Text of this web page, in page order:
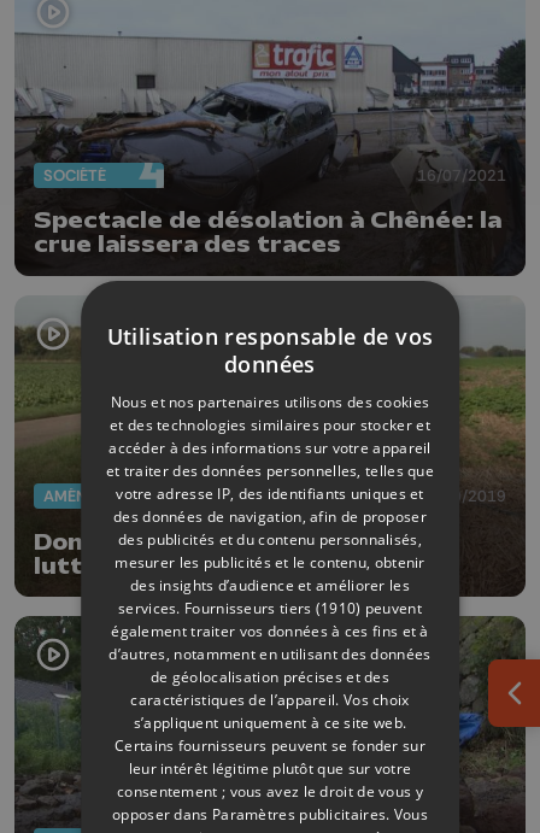
SOCIÉTÉ 16/07/2021
Spectacle de désolation à Chênée: la
crue laissera des traces
AMÉNAGEMENT DU TERRITOIRE 14/10/2019
Donceel: l'exemple à suivre pour
lutter contre les inondations
Utilisation responsable de vos
données
Nous et nos partenaires utilisons des cookies
et des technologies similaires pour stocker et
accéder à des informations sur votre appareil
et traiter des données personnelles, telles que
votre adresse IP, des identifiants uniques et
des données de navigation, afin de proposer
des publicités et du contenu personnalisés,
mesurer les publicités et le contenu, obtenir
des insights d’audience et améliorer les
services. Fournisseurs tiers (1910) peuvent
également traiter vos données à ces fins et à
d’autres, notamment en utilisant des données
de géolocalisation précises et des
caractéristiques de l’appareil. Vos choix
s’appliquent uniquement à ce site web.
Certains fournisseurs peuvent se fonder sur
leur intérêt légitime plutôt que sur votre
consentement ; vous avez le droit de vous y
opposer dans Paramètres publicitaires. Vous